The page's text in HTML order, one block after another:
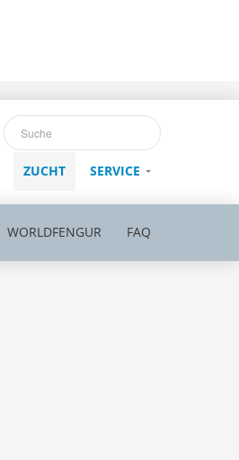
ZUCHT SERVICE
WORLDFENGUR FAQ